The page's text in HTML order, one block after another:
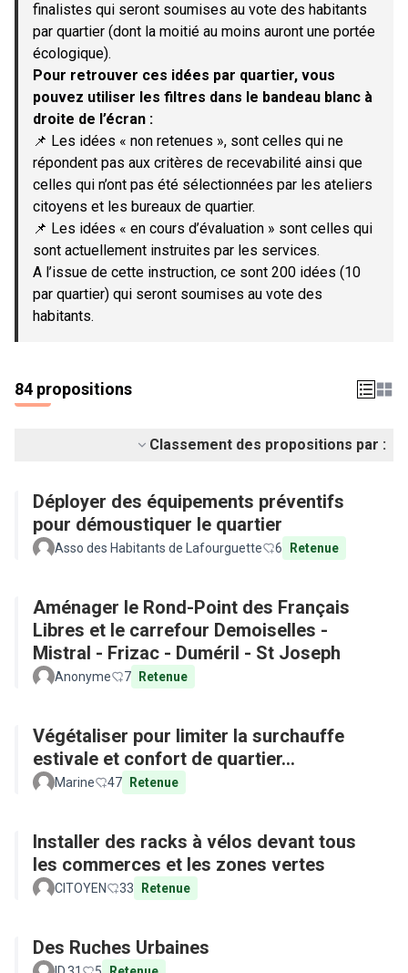
finalistes qui seront soumises au vote des habitants
par quartier (dont la moitié au moins auront une portée
écologique).
Pour retrouver ces idées par quartier, vous
pouvez utiliser les filtres dans le bandeau blanc à
droite de l’écran :
📌 Les idées « non retenues », sont celles qui ne
répondent pas aux critères de recevabilité ainsi que
celles qui n’ont pas été sélectionnées par les ateliers
citoyens et les bureaux de quartier.
📌 Les idées « en cours d’évaluation » sont celles qui
sont actuellement instruites par les services.
A l’issue de cette instruction, ce sont 200 idées (10
par quartier) qui seront soumises au vote des
habitants.
84 propositions
Classement des propositions par :
Déployer des équipements préventifs
pour démoustiquer le quartier
Asso des Habitants de Lafourguette 6 Retenue
Aménager le Rond-Point des Français
Libres et le carrefour Demoiselles -
Mistral - Frizac - Duméril - St Joseph
Anonyme 7 Retenue
Végétaliser pour limiter la surchauffe
estivale et confort de quartier...
Marine 47 Retenue
Installer des racks à vélos devant tous
les commerces et les zones vertes
CITOYEN 33 Retenue
Des Ruches Urbaines